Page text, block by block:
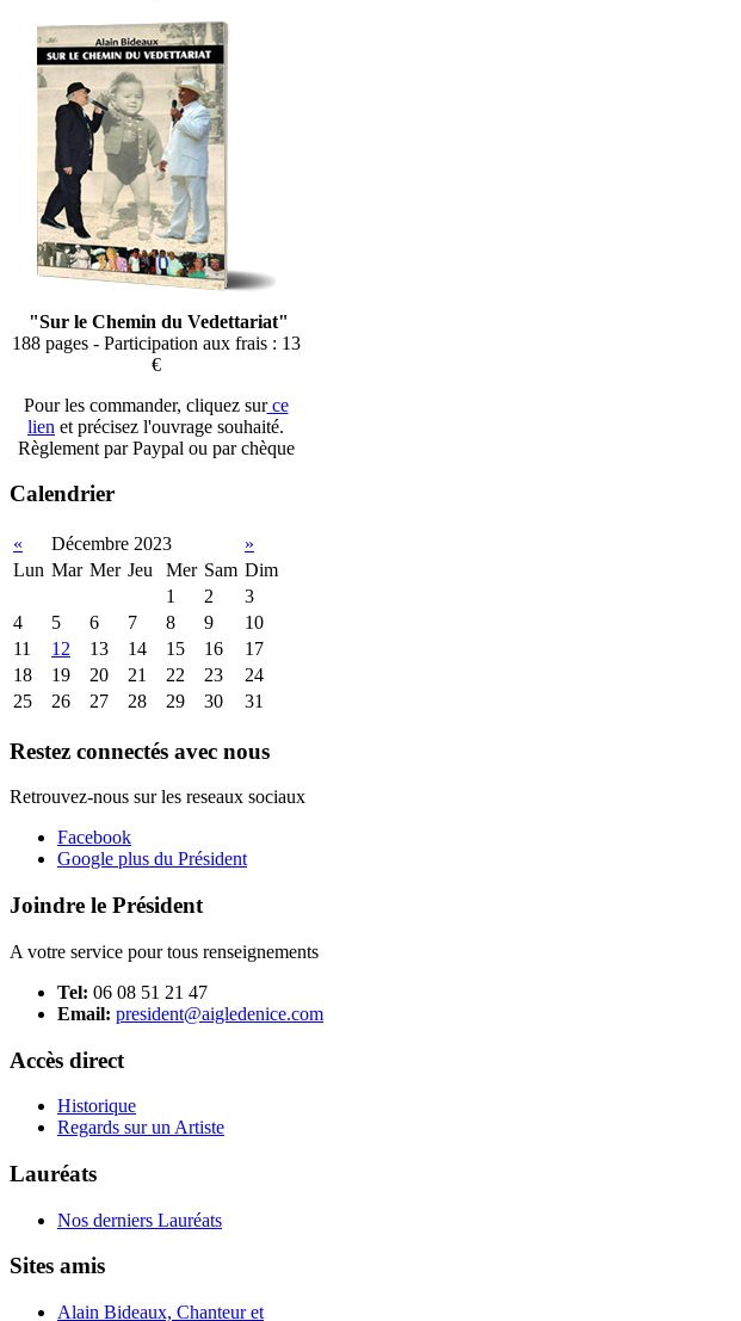
"Sur le Chemin du Vedettariat"
188 pages - Participation aux frais : 13
€
Pour les commander, cliquez surce
lien et précisez l'ouvrage souhaité.
Règlement par Paypal ou par chèque
Calendrier
« Décembre 2023
»
Lun Mar Mer Jeu Mer Sam Dim
1
2
3
4
5 6 7 8 9
10
11
12 13 14 15 16
17
18
19 20 21 22 23
24
25
26 27 28 29 30 31
Restez connectés avec nous
Retrouvez-nous sur les reseaux sociaux
Facebook
Google plus du Président
Joindre le Président
A votre service pour tous renseignements
Tel: 06 08 51 21 47
Email: president@aigledenice.com
Accès direct
Historique
Regards sur un Artiste
Lauréats
Nos derniers Lauréats
Sites amis
Alain Bideaux, Chanteur et